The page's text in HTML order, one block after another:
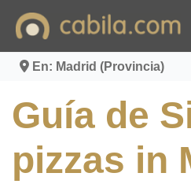
contenido
En: Madrid (Provincia)
Guía de
pizzas in